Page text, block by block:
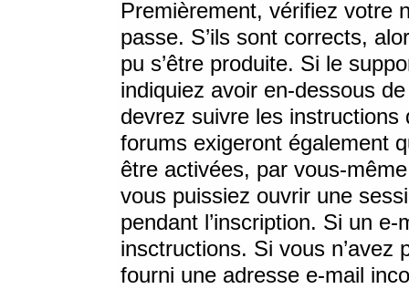
Premièrement, vérifiez votre
passe. S’ils sont corrects,
pu s’être produite. Si le
indiquiez avoir en-dessous
devrez suivre les
forums exigeront également
être activées, par vous-
vous puissiez ouvrir une
pendant l’inscription. Si un
insctructions. Si vous n’avez
fourni une adresse e-mail